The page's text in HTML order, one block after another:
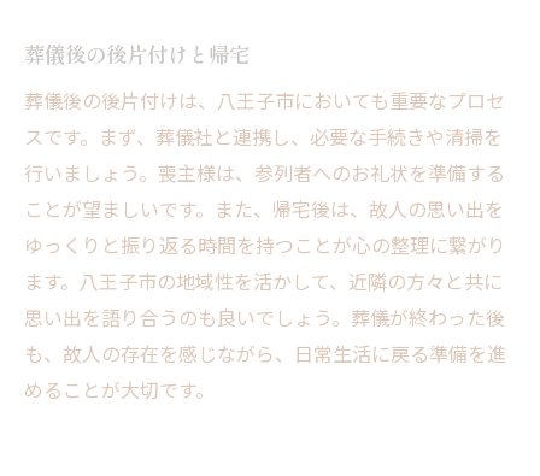
葬儀後の後片付けと帰宅
葬儀後の後片付けは、八王子市においても重要なプロセ
スです。まず、葬儀社と連携し、必要な手続きや清掃を
行いましょう。喪主様は、参列者へのお礼状を準備する
ことが望ましいです。また、帰宅後は、故人の思い出を
ゆっくりと振り返る時間を持つことが心の整理に繋がり
ます。八王子市の地域性を活かして、近隣の方々と共に
思い出を語り合うのも良いでしょう。葬儀が終わった後
も、故人の存在を感じながら、日常生活に戻る準備を進
めることが大切です。